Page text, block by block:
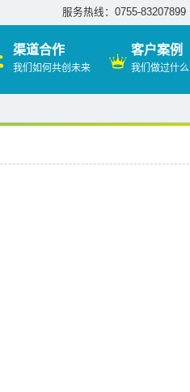
服务热线：0755-83207899
渠道合作
我们如何共创未来
客户案例
我们做过什么